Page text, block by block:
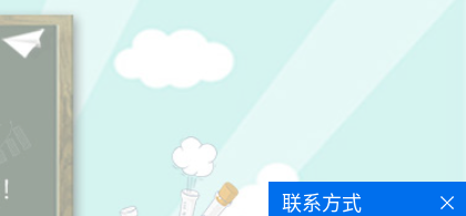
联系方式